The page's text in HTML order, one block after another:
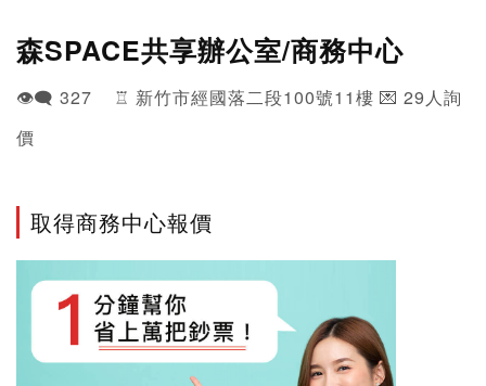
森SPACE共享辦公室/商務中心
👁️‍🗨️ 327 ♖ 新竹市經國落二段100號11樓 💌 29人詢
價
取得商務中心報價